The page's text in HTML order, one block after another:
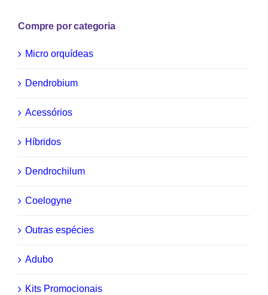
Compre por categoria
Micro orquídeas
Dendrobium
Acessórios
Híbridos
Dendrochilum
Coelogyne
Outras espécies
Adubo
Kits Promocionais